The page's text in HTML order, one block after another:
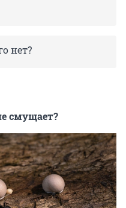
нет?
смущает?